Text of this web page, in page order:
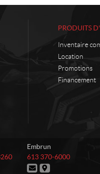
PRODUITS
Inventaire
Location
Promotions
Financement
Embrun
T
é
613 370-6000
N
I